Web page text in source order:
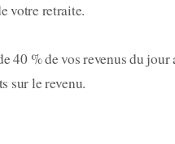
votre retraite.
40 % de vos revenus du jour
sur le revenu.